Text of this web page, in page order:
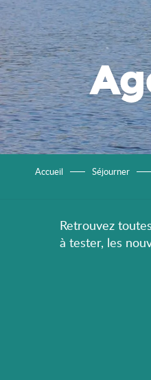
Accueil Séjourner
Retrouvez
à tester, les